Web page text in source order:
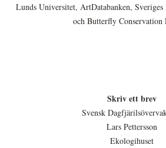
Lunds Universitet, ArtDatabanken,
och Butterfly Conservation
Skriv ett brev
Svensk
Lars Pettersson
Ekologihuset